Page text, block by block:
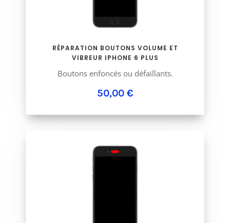
RÉPARATION BOUTONS VOLUME ET
VIBREUR IPHONE 6 PLUS
Boutons enfoncés ou défaillants.
50,00 €